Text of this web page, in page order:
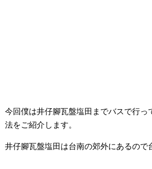
今回僕は井仔腳瓦盤塩田までバスで行っ
法をご紹介します。
井仔腳瓦盤塩田は台南の郊外にあるので